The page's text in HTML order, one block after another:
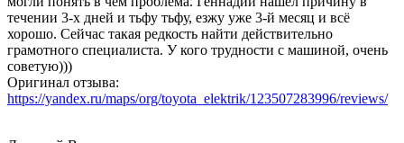
течении 3-х дней и тьфу тьфу, езжу уже 3-й месяц и всё
хорошо. Сейчас такая редкость найти действительно
грамотного специалиста. У кого трудности с машиной, очень
советую)))
Оригинал отзыва:
https://yandex.ru/maps/org/toyota_elektrik/123507283996/reviews/